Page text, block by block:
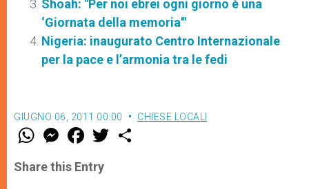
Shoah: "Per noi ebrei ogni giorno è una
‘Giornata della memoria'"
Nigeria: inaugurato Centro Internazionale
per la pace e l’armonia tra le fedi
GIUGNO 06, 2011 00:00 CHIESE LOCALI
W
t
s
M
e
s
e
F
a
e
b
w
Share this Entry